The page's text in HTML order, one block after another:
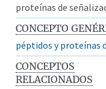
proteínas de
CONCEPTO
péptidos y proteínas
CONCEPTOS
RELACIONADOS